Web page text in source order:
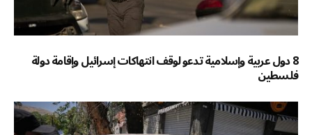
8 دول عربية وإسلامية تدعو لوقف انتهاكات إسرائيل وإقامة دولة
فلسطين